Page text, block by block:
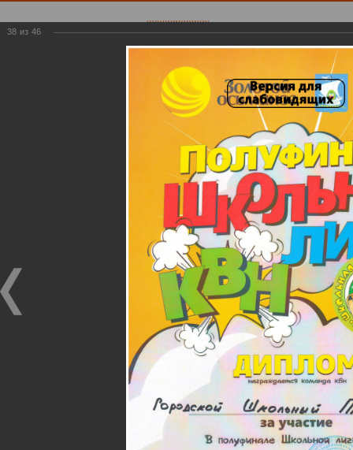
Есть предложения по организации
учебного процесса или знаете, как
сделать школу лучше?
Написать о проблеме
38 из 46